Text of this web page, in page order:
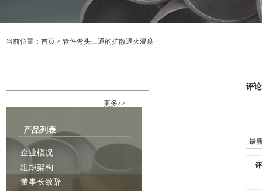
当前位置： 首页 > 管件弯头三通的扩散退火温度
更多>>
产品列表
企业概况
组织架构
董事长致辞
评
最